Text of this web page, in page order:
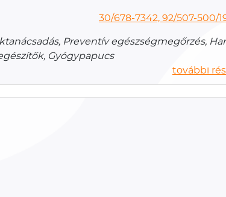
30/678-7342, 92/507-500/
Preventív egészségmegőrzés,
Gyógypapucs
további